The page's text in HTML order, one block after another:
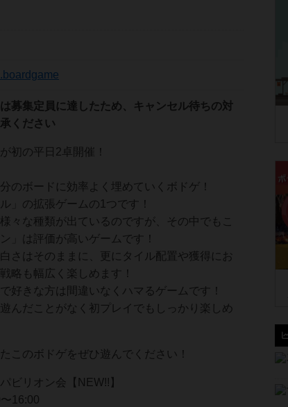
募集定員に達したため、キャンセル待ちの対
ください
初の平日2卓開催！
のボードに効率よく埋めていくボドゲ！
」の拡張ゲームの1つです！
々な種類が出ているのですが、その中でもこ
」は評価が高いゲームです！
さはそのままに、更にタイル配置や獲得にお
略も幅広く楽しめます！
好きな方は間違いなくハマるゲームです！
んだことがなく初プレイでもしっかり楽しめ
このボドゲをぜひ遊んでください！
ビリオン会【NEW!!】
16:00